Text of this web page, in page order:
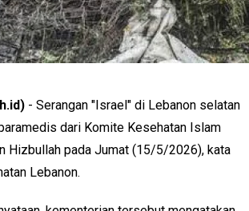
- Serangan "Israel" di Lebanon selatan
dari Komite Kesehatan Islam
Hizbullah pada Jumat (15/5/2026), kata
Lebanon.